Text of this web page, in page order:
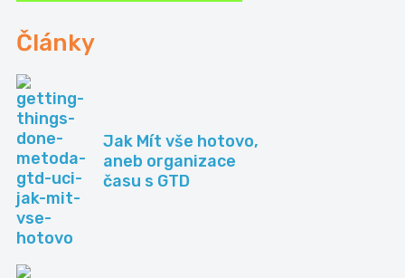
Články
Jak Mít vše hotovo,
aneb organizace
času s GTD